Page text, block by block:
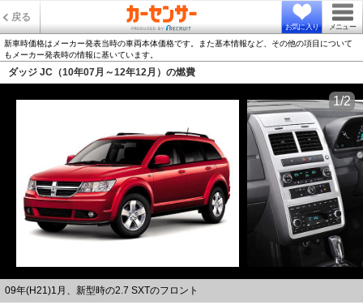
戻る
お気に入り メニュー
新車時価格はメーカー発表当時の車両本体価格です。また基本情報など、その他の項目について
もメーカー発表時の情報に基いています。
ダッジ JC（10年07月～12年12月）の燃費
09年(H21)1月、新型時の2.7 SXTのフロント
1/2